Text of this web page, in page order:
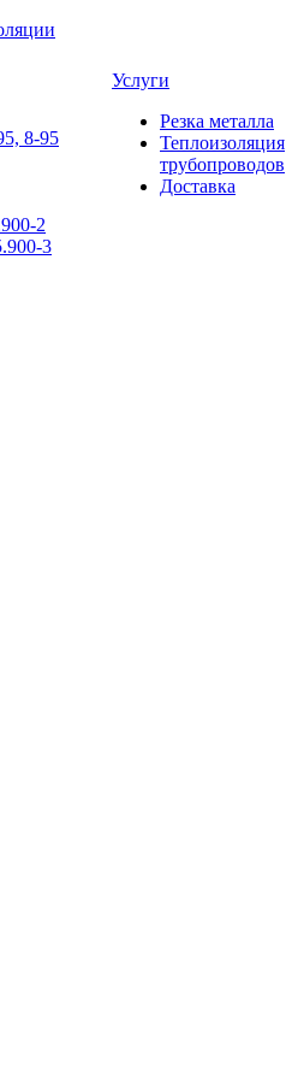
8-95
2
3
Услуги
Резка металла
Теплоизоляция
трубопроводов
Доставка